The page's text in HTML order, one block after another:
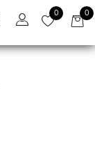
0 0